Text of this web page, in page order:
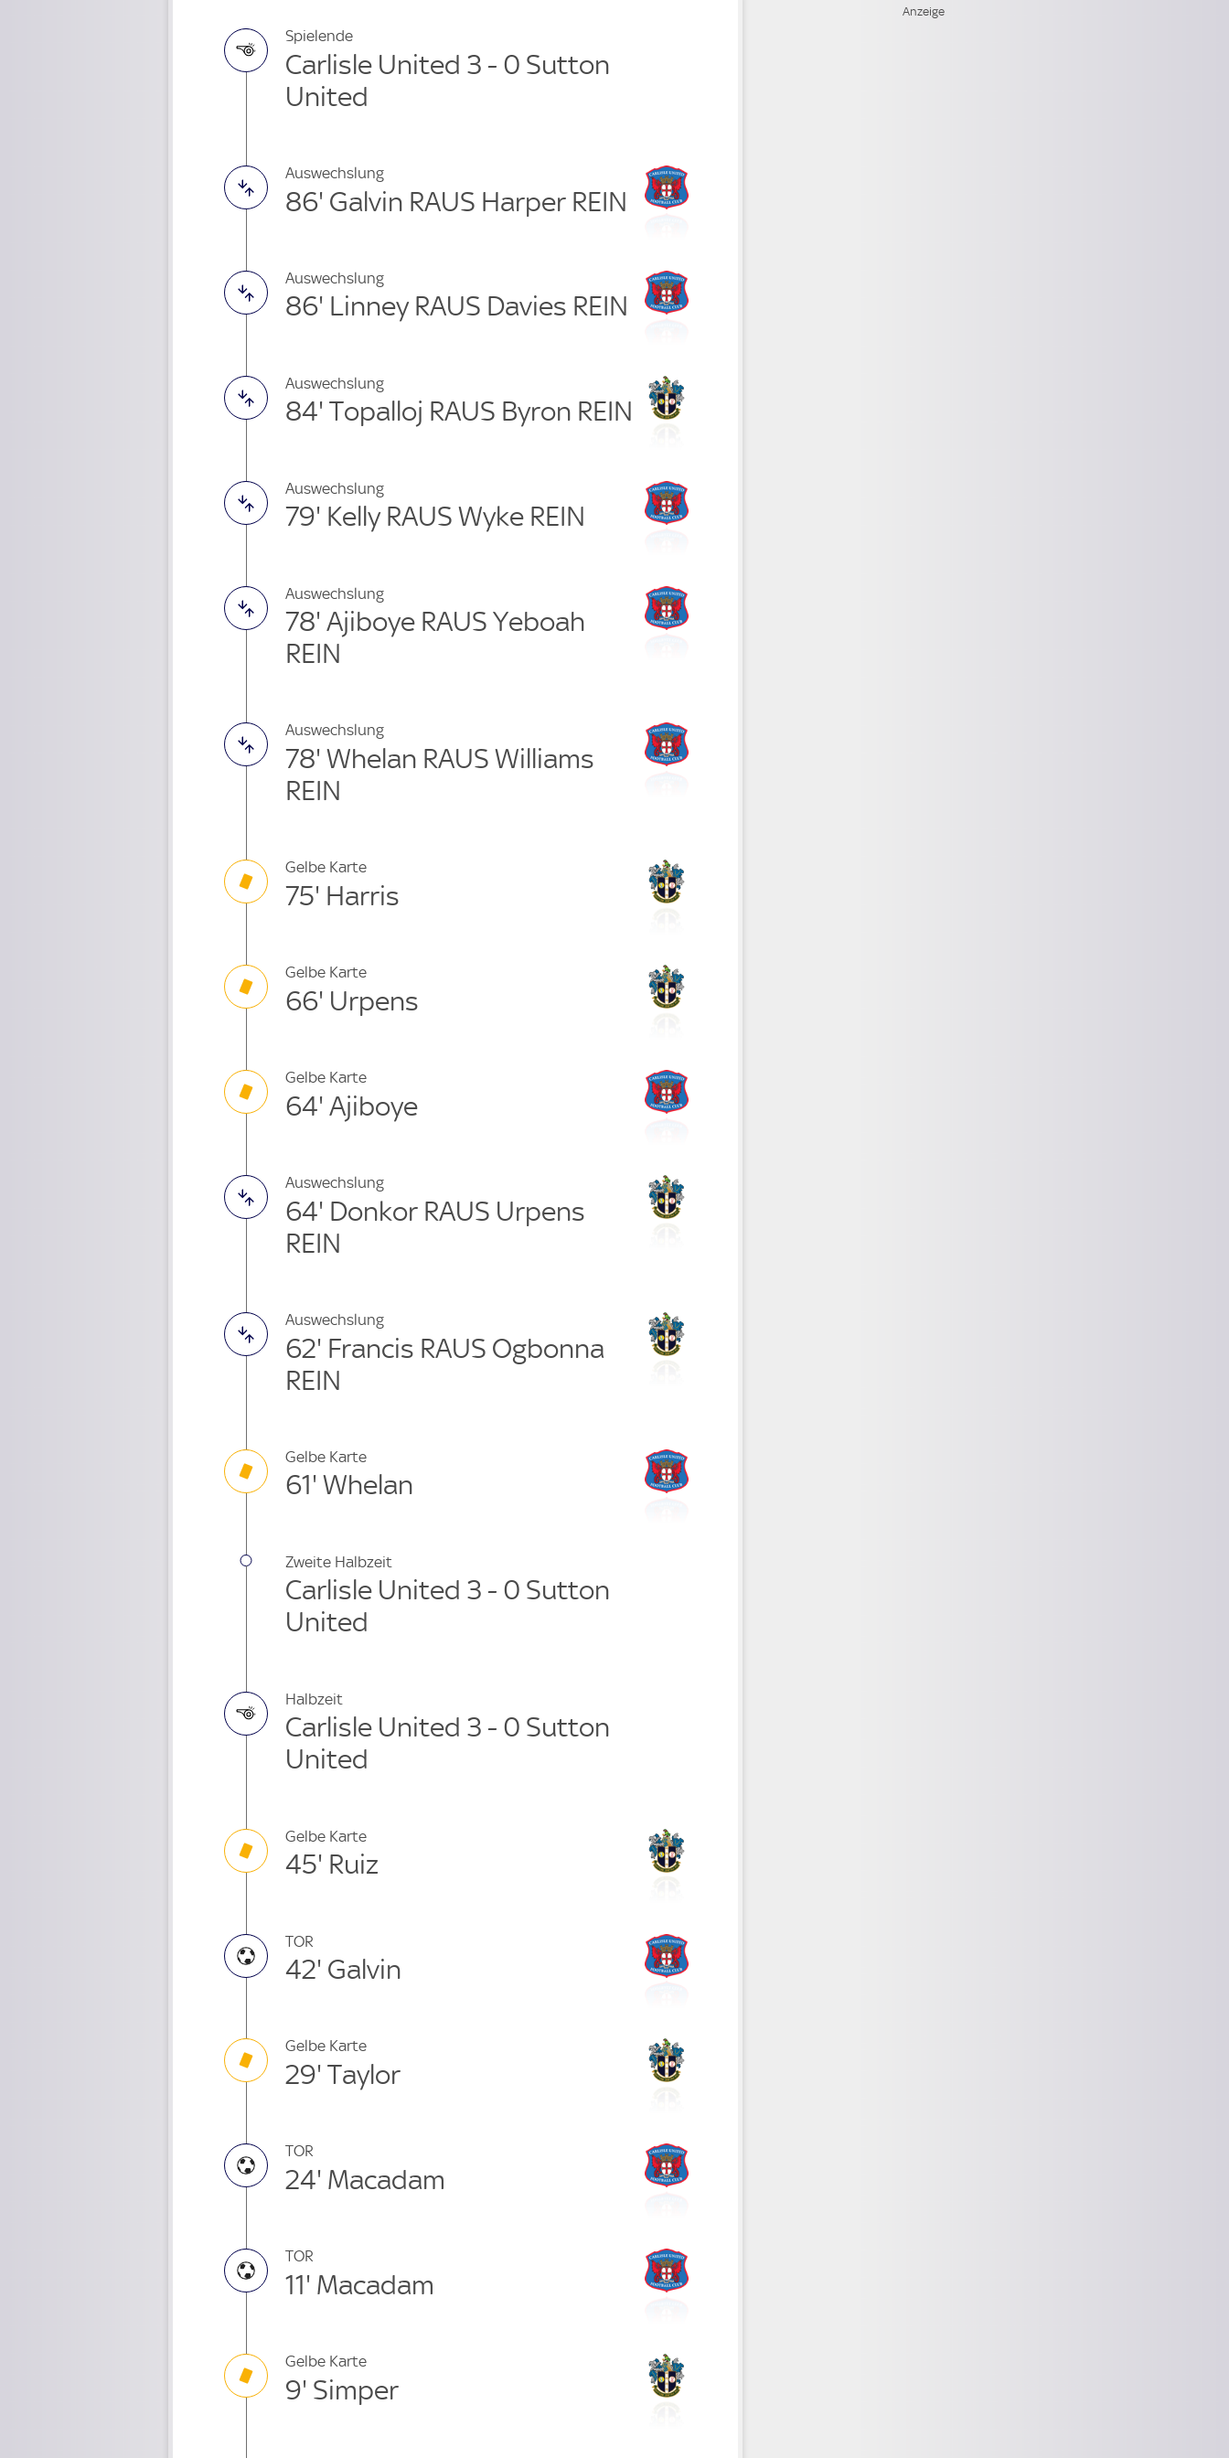
Spielende
Carlisle United 3 - 0 Sutton
United
Auswechslung
86' Galvin RAUS Harper REIN
Auswechslung
86' Linney RAUS Davies REIN
Auswechslung
84' Topalloj RAUS Byron REIN
Auswechslung
79' Kelly RAUS Wyke REIN
Auswechslung
78' Ajiboye RAUS Yeboah
REIN
Auswechslung
78' Whelan RAUS Williams
REIN
Gelbe Karte
75' Harris
Gelbe Karte
66' Urpens
Gelbe Karte
64' Ajiboye
Auswechslung
64' Donkor RAUS Urpens
REIN
Auswechslung
62' Francis RAUS Ogbonna
REIN
Gelbe Karte
61' Whelan
Zweite Halbzeit
Carlisle United 3 - 0 Sutton
United
Halbzeit
Carlisle United 3 - 0 Sutton
United
Gelbe Karte
45' Ruiz
TOR
42' Galvin
Gelbe Karte
29' Taylor
TOR
24' Macadam
TOR
11' Macadam
Gelbe Karte
9' Simper